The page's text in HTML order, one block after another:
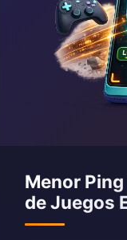
Menor
de Juegos